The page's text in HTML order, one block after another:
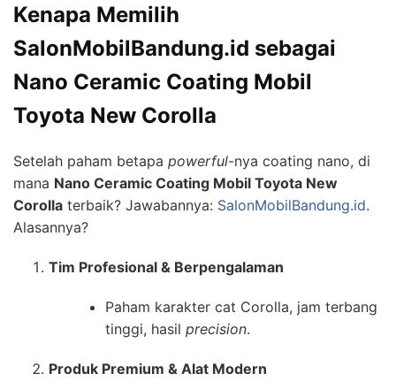
Kenapa Memilih
SalonMobilBandung.id sebagai
Nano Ceramic Coating Mobil
Toyota New Corolla
Setelah paham betapa powerful-nya coating nano, di
mana Nano Ceramic Coating Mobil Toyota New
Corolla terbaik? Jawabannya: SalonMobilBandung.id.
Alasannya?
Tim Profesional & Berpengalaman
Paham karakter cat Corolla, jam terbang
tinggi, hasil precision.
Produk Premium & Alat Modern